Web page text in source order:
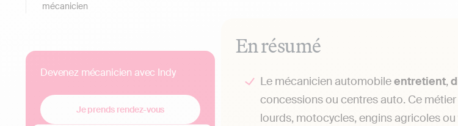
En résumé
Le mécanicien automobileentretient,
concessions ou centres auto. Ce
lourds, motocycles, engins agricoles
mécanicien
Devenez mécanicien avec Indy
Je prends rendez-vous